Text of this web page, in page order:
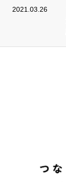
2021.03.26